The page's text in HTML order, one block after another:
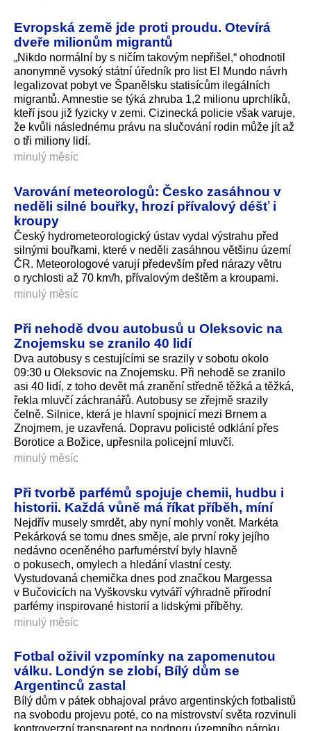
Evropská země jde proti proudu. Otevírá
dveře milionům migrantů
„Nikdo normální by s ničím takovým nepřišel,“ ohodnotil
anonymně vysoký státní úředník pro list El Mundo návrh
legalizovat pobyt ve Španělsku statisícům ilegálních
migrantů. Amnestie se týká zhruba 1,2 milionu uprchlíků,
kteří jsou již fyzicky v zemi. Cizinecká policie však varuje,
že kvůli následnému právu na slučování rodin může jít až
o tři miliony lidí.
minulý měsíc
Varování meteorologů: Česko zasáhnou v
neděli silné bouřky, hrozí přívalový déšť i
kroupy
Český hydrometeorologický ústav vydal výstrahu před
silnými bouřkami, které v neděli zasáhnou většinu území
ČR. Meteorologové varují především před nárazy větru
o rychlosti až 70 km/h, přívalovým deštěm a kroupami.
minulý měsíc
Při nehodě dvou autobusů u Oleksovic na
Znojemsku se zranilo 40 lidí
Dva autobusy s cestujícími se srazily v sobotu okolo
09:30 u Oleksovic na Znojemsku. Při nehodě se zranilo
asi 40 lidí, z toho devět má zranění středně těžká a těžká,
řekla mluvčí záchranářů. Autobusy se zřejmě srazily
čelně. Silnice, která je hlavní spojnicí mezi Brnem a
Znojmem, je uzavřená. Dopravu policisté odklání přes
Borotice a Božice, upřesnila policejní mluvčí.
minulý měsíc
Při tvorbě parfémů spojuje chemii, hudbu i
historii. Každá vůně má říkat příběh, míní
Nejdřív musely smrdět, aby nyní mohly vonět. Markéta
Pekárková se tomu dnes směje, ale první roky jejího
nedávno oceněného parfumérství byly hlavně
o pokusech, omylech a hledání vlastní cesty.
Vystudovaná chemička dnes pod značkou Margessa
v Bučovicích na Vyškovsku vytváří výhradně přírodní
parfémy inspirované historií a lidskými příběhy.
minulý měsíc
Fotbal oživil vzpomínky na zapomenutou
válku. Londýn se zlobí, Bílý dům se
Argentinců zastal
Bílý dům v pátek obhajoval právo argentinských fotbalistů
na svobodu projevu poté, co na mistrovství světa rozvinuli